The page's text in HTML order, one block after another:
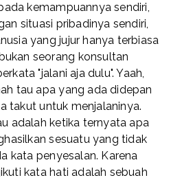
kemampuannya sendiri,
situasi pribadinya sendiri,
yang jujur hanya terbiasa
seorang konsultan
"jalani aja dulu". Yaah,
tau apa yang ada didepan
takut untuk menjalaninya.
adalah ketika ternyata apa
sesuatu yang tidak
kata penyesalan. Karena
kata hati adalah sebuah